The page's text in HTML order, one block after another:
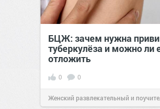
БЦЖ: зачем нужна
туберкулёза и можно ли
отложить
0 0
Женский развлекательный и